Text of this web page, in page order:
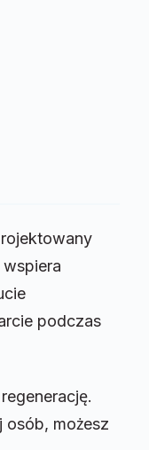
podczas
osób, możesz